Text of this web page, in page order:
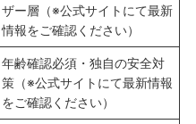
ザー層（※公式サイトにて最新
情報をご確認ください）
年齢確認必須・独自の安全対
策（※公式サイトにて最新情報
をご確認ください）